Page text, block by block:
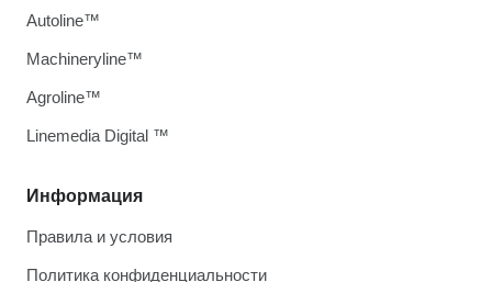
Информация
Правила и условия
Политика конфиденциальности
Autoline™
Machineryline™
Agroline™
Linemedia Digital ™